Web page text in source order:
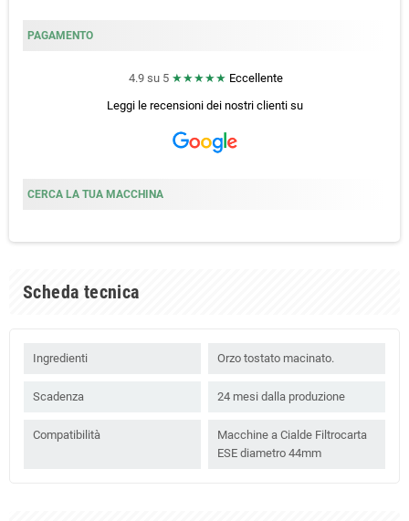
PAGAMENTO
4.9 su 5 ★★★★★ Eccellente
Leggi le recensioni dei nostri clienti su
CERCA LA TUA MACCHINA
Scheda tecnica
Ingredienti Orzo tostato macinato.
Scadenza 24 mesi dalla produzione
Compatibilità
Macchine a Cialde Filtrocarta
ESE diametro 44mm